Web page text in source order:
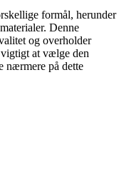
formål, herunder
Denne
og overholder
vigtigt at vælge den
nærmere på dette